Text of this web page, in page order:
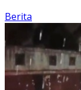
Berita